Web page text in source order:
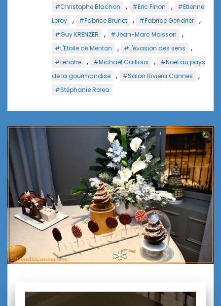
#Christophe Blachon , #Eric Finon ,
#Etienne
Leroy
, #Fabrice Brunet , #Fabrice Gendrier ,
#Guy KRENZER , #Jean-Marc Moisson ,
#L'Etoile de Menton , #L'évasion des sens ,
#Lenôtre , #Michaël Cailloux ,
#Noël au pays
de la gourmandise
, #Salon Riviera Cannes ,
#Stéphanie Rolea